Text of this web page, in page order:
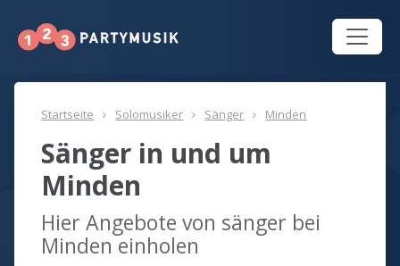
Startseite Solomusiker Sänger Minden
Sänger in und um
Minden
Hier Angebote von sänger bei
Minden einholen